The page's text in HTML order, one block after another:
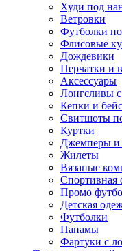
Худи под
Ветровки
Футболки
Флисовые
Дождевики
Перчатки и
Аксессуары
Лонгсливы
Кепки и
Свитшоты
Куртки
Джемперы и
Жилеты
Вязаные
Спортивная
Промо
Детская
Футболки
Панамы
Фартуки с